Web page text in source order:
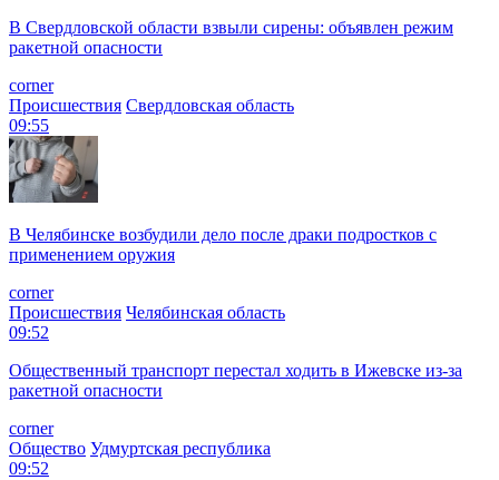
В Свердловской области взвыли сирены: объявлен режим
ракетной опасности
corner
Происшествия Свердловская область
09:55
В Челябинске возбудили дело после драки подростков с
применением оружия
corner
Происшествия Челябинская область
09:52
Общественный транспорт перестал ходить в Ижевске из-за
ракетной опасности
corner
Общество Удмуртская республика
09:52